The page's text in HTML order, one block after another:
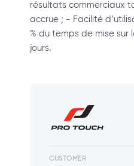
résultats commerciaux
accrue ; - Facilité
% du temps de mise sur
jours.
CUSTOMER